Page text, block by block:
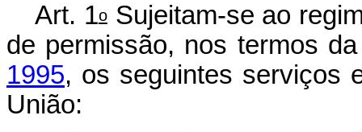
Art. 1oSujeitam-se ao
de permissão, nos termos
1995, os seguintes serviços
União: